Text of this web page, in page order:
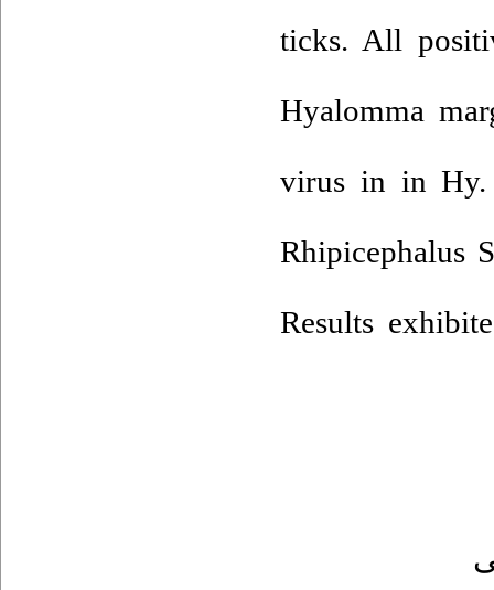
ticks. All
Hyalomma
virus in in Hy.
Rhipicephalus
Results